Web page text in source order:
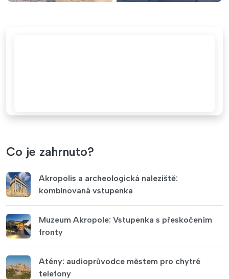
Co je zahrnuto?
Akropolis a archeologická naleziště:
kombinovaná vstupenka
Muzeum Akropole: Vstupenka s přeskočením
fronty
Atény: audioprůvodce městem pro chytré
telefony